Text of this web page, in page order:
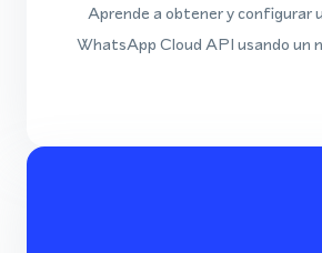
Aprende a obtener y configurar
WhatsApp Cloud API usando un